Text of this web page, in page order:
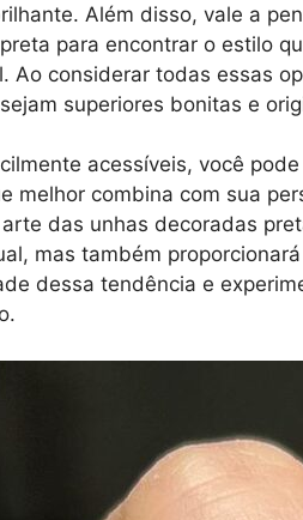
Além disso, vale a
para encontrar o estilo
Ao considerar todas essas
superiores bonitas e
acessíveis, você
melhor combina com sua
das unhas decoradas
mas também
dessa tendência e